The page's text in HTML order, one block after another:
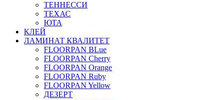
ТЕННЕССИ
ТЕХАС
ЮТА
КЛЕЙ
ЛАМИНАТ КВАЛИТЕТ
FLOORPAN BLue
FLOORPAN Cherry
FLOORPAN Orange
FLOORPAN Ruby
FLOORPAN Yellow
ДЕЗЕРТ